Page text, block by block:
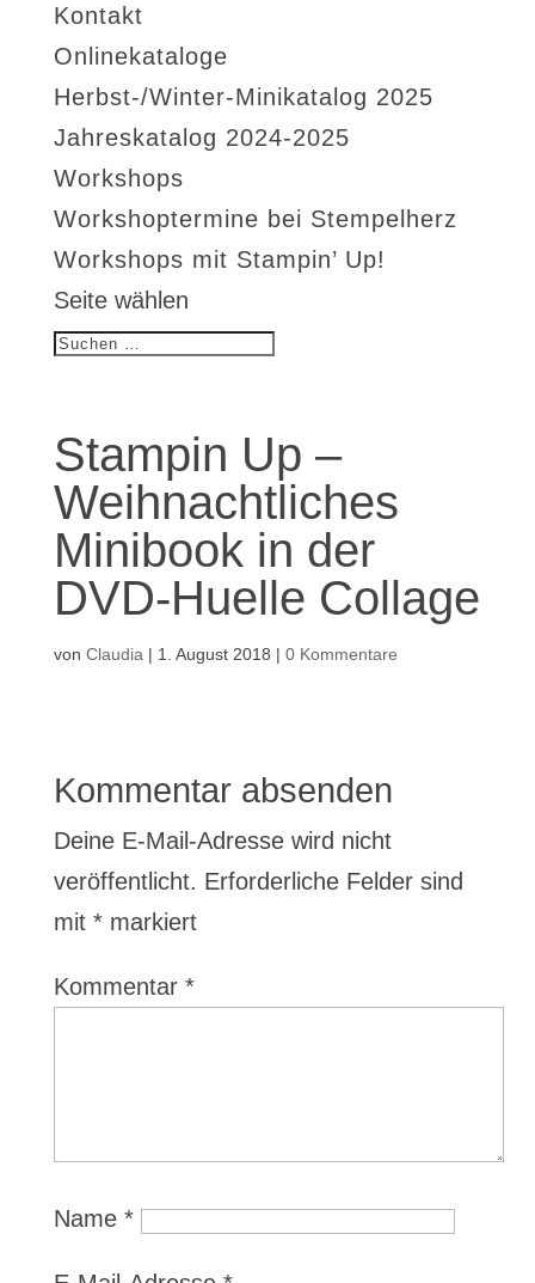
Kontakt
Onlinekataloge
Herbst-/Winter-Minikatalog 2025
Jahreskatalog 2024-2025
Workshops
Workshoptermine bei Stempelherz
Workshops mit Stampin’ Up!
Seite wählen
Stampin Up –
Weihnachtliches
Minibook in der
DVD-Huelle Collage
von Claudia | 1. August 2018 | 0 Kommentare
Kommentar absenden
Deine E-Mail-Adresse wird nicht
veröffentlicht. Erforderliche Felder sind
mit *markiert
Kommentar *
Name *